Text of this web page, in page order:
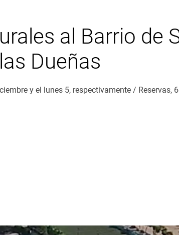
al Barrio de
Dueñas
y el lunes 5, respectivamente / Reservas,